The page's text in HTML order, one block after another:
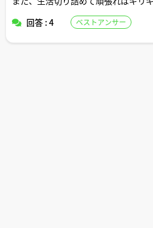
回答 : 4
ベストアンサー